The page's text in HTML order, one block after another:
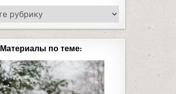
Материалы по теме: